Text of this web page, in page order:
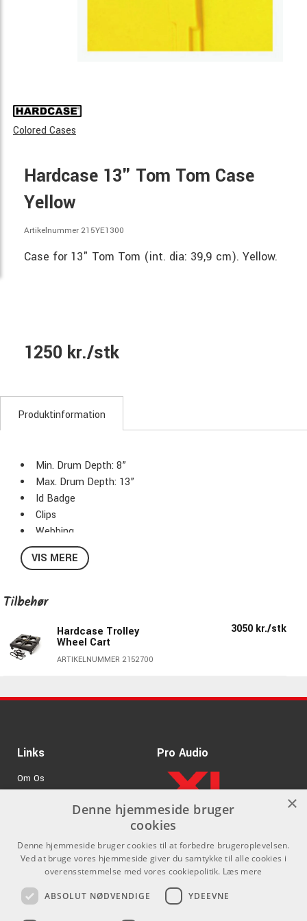
Colored Cases
Hardcase 13" Tom Tom Case
Yellow
Artikelnummer 215YE1300
Case for 13" Tom Tom (int. dia: 39,9 cm). Yellow.
1250 kr./stk
Produktinformation
Min. Drum Depth: 8”
Max. Drum Depth: 13”
Id Badge
Clips
Webbing
Belt Ends
Carry Handle
Foam Pads Protection
VIS MERE
Tilbehør
Hardcase Trolley
Wheel Cart
ARTIKELNUMMER 2152700
3050 kr./stk
Links
Om Os
GDPR & Cookies
Pro Audio
.
Kontakt
Som privatperson kan du ikke
Sociale medier
×
Denne hjemmeside bruger
cookies
Denne hjemmeside bruger cookies til at forbedre brugeroplevelsen.
Ved at bruge vores hjemmeside giver du samtykke til alle cookies i
overensstemmelse med vores cookiepolitik. Læs mere
ABSOLUT NØDVENDIGE YDEEVNE